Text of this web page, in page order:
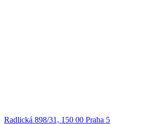
Radlická 898/31, 150 00 Praha 5